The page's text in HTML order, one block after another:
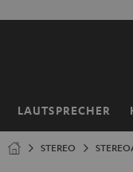
LAUTSPRECHER
Startseite
STEREO